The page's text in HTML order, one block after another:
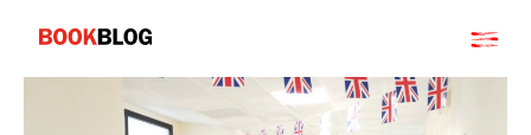
contenuto
Bookblog